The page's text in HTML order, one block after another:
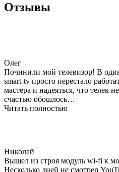
Отзывы
Олег
Починили мой телевизор! В
smart-tv просто перестало
мастера и надеяться, что телек
счастью обошлось…
Читать полностью
Николай
Вышел из строя модуль wi-fi к
Несколько дней не смотрел